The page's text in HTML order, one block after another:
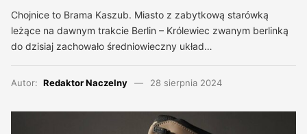
Chojnice to Brama Kaszub. Miasto z zabytkową starówką
leżące na dawnym trakcie Berlin – Królewiec zwanym berlinką
do dzisiaj zachowało średniowieczny układ…
Autor: Redaktor Naczelny 28 sierpnia 2024